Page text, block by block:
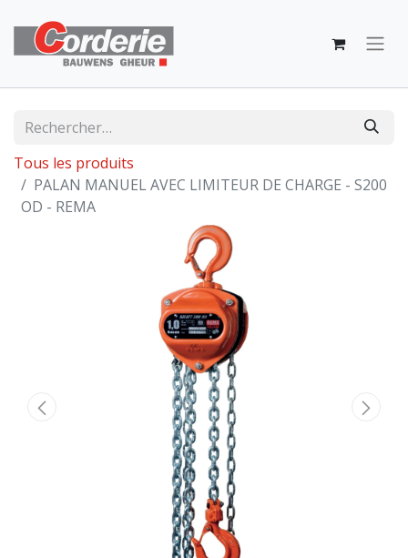
Tous les produits
PALAN MANUEL AVEC LIMITEUR DE CHARGE - S200
OD - REMA